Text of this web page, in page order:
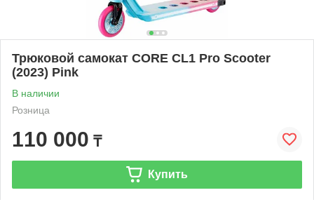
Трюковой самокат CORE CL1 Pro Scooter
(2023) Pink
В наличии
Розница
110 000 ₸
Купить